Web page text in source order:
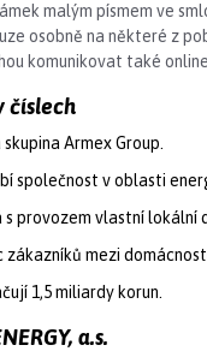
malým písmem ve
osobně na některé z
komunikovat také
číslech
Armex Group.
společnost v oblasti
s provozem vlastní lokální
zákazníků mezi
1,5 miliardy korun.
a.s.